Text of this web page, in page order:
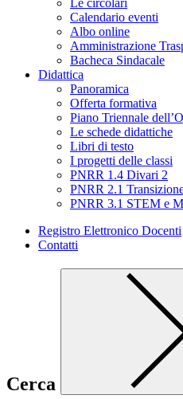
Le circolari
Calendario eventi
Albo online
Amministrazione
Bacheca Sindacale
Didattica
Panoramica
Offerta formativa
Piano Triennale
Le schede didattiche
Libri di testo
I progetti delle classi
PNRR 1.4 Divari 2
PNRR 2.1
PNRR 3.1 STEM e
Registro Elettronico Docenti
Contatti
Cerca